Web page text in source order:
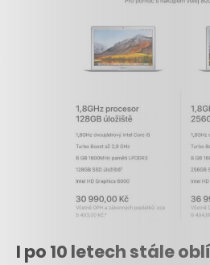
I po 10 letech stále